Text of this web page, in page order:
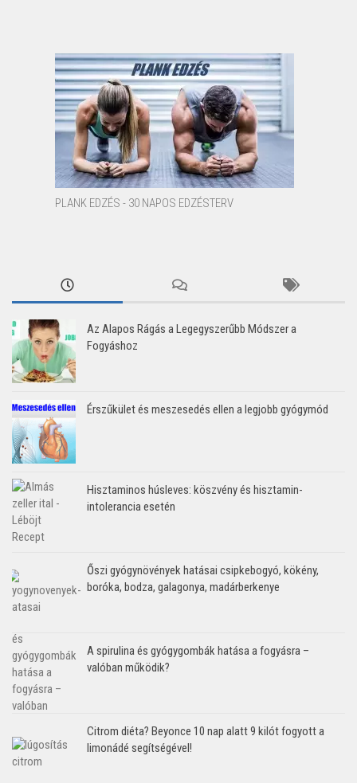
PLANK EDZÉS - 30 NAPOS EDZÉSTERV
Az Alapos Rágás a Legegyszerűbb Módszer a
Fogyáshoz
Érszűkület és meszesedés ellen a legjobb gyógymód
Hisztaminos húsleves: köszvény és hisztamin-
intolerancia esetén
Őszi gyógynövények hatásai csipkebogyó, kökény,
boróka, bodza, galagonya, madárberkenye
A spirulina és gyógygombák hatása a fogyásra –
valóban működik?
Citrom diéta? Beyonce 10 nap alatt 9 kilót fogyott a
limonádé segítségével!